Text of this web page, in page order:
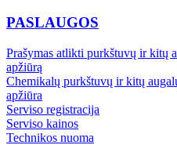
PASLAUGOS
Prašymas atlikti purkštuvų ir kitų
apžiūrą
Chemikalų purkštuvų ir kitų
apžiūra
Serviso registracija
Serviso kainos
Technikos nuoma